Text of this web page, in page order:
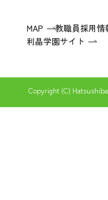
MAP 教職員採用情
利晶学園サイト
Copyright (C)